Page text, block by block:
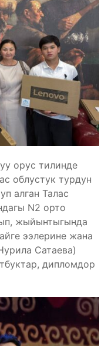
орус тилинде
облустук турдун
алган Талас
N2 орто
жыйынтыгында
ээлерине жана
Сатаева)
дипломдор